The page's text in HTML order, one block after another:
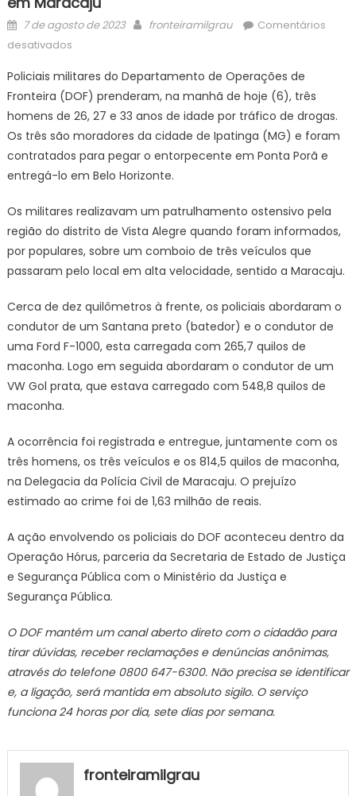
Posted
on
7 de agosto de 2023 Author
fronteiramilgrau
Comentários
desativadosem
que
seguiam
em
comboio
com
mais
800
quilos
maconha
presos
pelo
DOF
em
Maracaju
Policiais militares do Departamento de Operações de
Fronteira (DOF) prenderam, na manhã de hoje (6), três
homens de 26, 27 e 33 anos de idade por tráfico de drogas.
Os três são moradores da cidade de Ipatinga (MG) e foram
contratados para pegar o entorpecente em Ponta Porã e
entregá-lo em Belo Horizonte.
Os militares realizavam um patrulhamento ostensivo pela
região do distrito de Vista Alegre quando foram informados,
por populares, sobre um comboio de três veículos que
passaram pelo local em alta velocidade, sentido a Maracaju.
Cerca de dez quilômetros à frente, os policiais abordaram o
condutor de um Santana preto (batedor) e o condutor de
uma Ford F-1000, esta carregada com 265,7 quilos de
maconha. Logo em seguida abordaram o condutor de um
VW Gol prata, que estava carregado com 548,8 quilos de
maconha.
A ocorrência foi registrada e entregue, juntamente com os
três homens, os três veículos e os 814,5 quilos de maconha,
na Delegacia da Polícia Civil de Maracaju. O prejuízo
estimado ao crime foi de 1,63 milhão de reais.
A ação envolvendo os policiais do DOF aconteceu dentro da
Operação Hórus, parceria da Secretaria de Estado de Justiça
e Segurança Pública com o Ministério da Justiça e
Segurança Pública.
O DOF mantém um canal aberto direto com o cidadão para
tirar dúvidas, receber reclamações e denúncias anônimas,
através do telefone 0800 647-6300. Não precisa se identificar
e, a ligação, será mantida em absoluto sigilo. O serviço
funciona 24 horas por dia, sete dias por semana.
fronteiramilgrau